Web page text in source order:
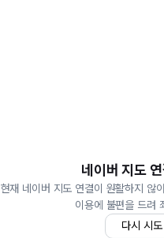
네이버 지도
현재 네이버 지도 연결이 원활하지 않
이용에 불편을 드려
다시 시도